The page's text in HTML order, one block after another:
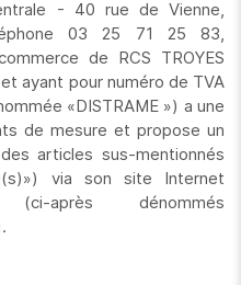
- 40 rue de Vienne,
03 25 71 25 83,
de RCS TROYES
ayant pour numéro de TVA
«DISTRAME ») a une
de mesure et propose un
articles sus-mentionnés
via son site Internet
(ci-après dénommés